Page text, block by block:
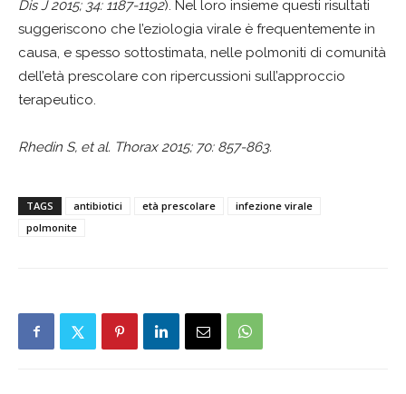
Dis J 2015; 34: 1187-1192). Nel loro insieme questi risultati
suggeriscono che l’eziologia virale è frequentemente in
causa, e spesso sottostimata, nelle polmoniti di comunità
dell’età prescolare con ripercussioni sull’approccio
terapeutico.
Rhedin S, et al. Thorax 2015; 70: 857-863.
TAGS antibiotici età prescolare
infezione virale
polmonite